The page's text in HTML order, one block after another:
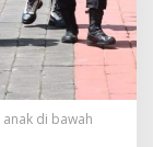
di bawah